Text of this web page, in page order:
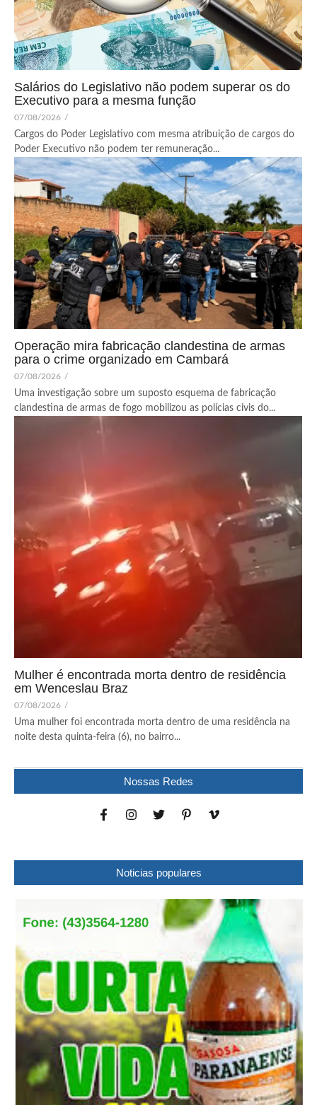
Salários do Legislativo não podem superar os do
Executivo para a mesma função
07/08/2026 /
Cargos do Poder Legislativo com mesma atribuição de cargos do
Poder Executivo não podem ter remuneração...
Operação mira fabricação clandestina de armas
para o crime organizado em Cambará
07/08/2026 /
Uma investigação sobre um suposto esquema de fabricação
clandestina de armas de fogo mobilizou as polícias civis do...
Mulher é encontrada morta dentro de residência
em Wenceslau Braz
07/08/2026 /
Uma mulher foi encontrada morta dentro de uma residência na
noite desta quinta-feira (6), no bairro...
Nossas Redes
Noticias populares